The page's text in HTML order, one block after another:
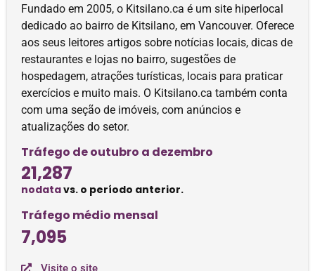
Fundado em 2005, o Kitsilano.ca é um site hiperlocal
dedicado ao bairro de Kitsilano, em Vancouver. Oferece
aos seus leitores artigos sobre notícias locais, dicas de
restaurantes e lojas no bairro, sugestões de
hospedagem, atrações turísticas, locais para praticar
exercícios e muito mais. O Kitsilano.ca também conta
com uma seção de imóveis, com anúncios e
atualizações do setor.
Tráfego de outubro a dezembro
21,287
nodatavs. o período anterior.
Tráfego médio mensal
7,095
Visite o site